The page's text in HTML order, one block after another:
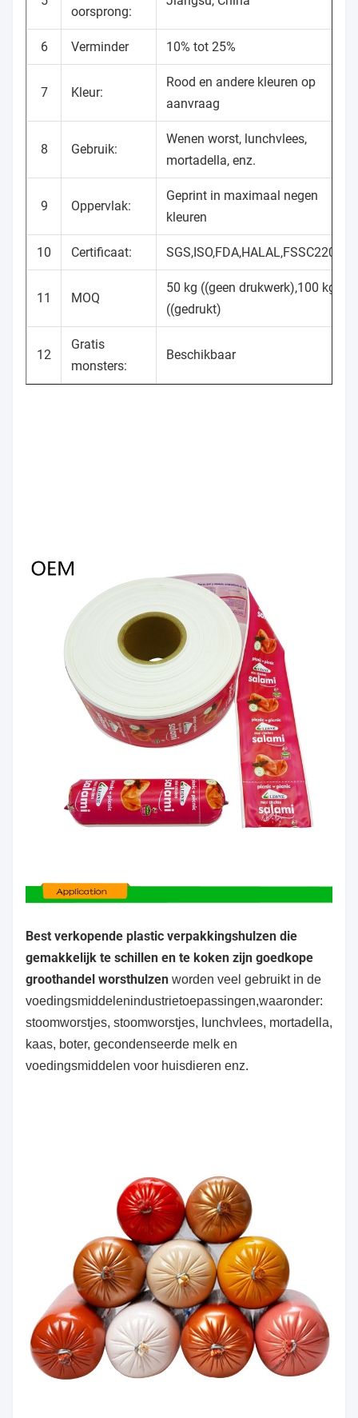
oorsprong:
6 Verminder 10% tot 25%
7 Kleur:
Rood en andere kleuren op
aanvraag
8 Gebruik:
Wenen worst, lunchvlees,
mortadella, enz.
9 Oppervlak:
Geprint in maximaal negen
kleuren
10 Certificaat: SGS,ISO,FDA,HALAL,FSSC22000
11 MOQ
50 kg ((geen drukwerk),100 kg
((gedrukt)
12
Gratis
monsters:
Beschikbaar
Best verkopende plastic verpakkingshulzen die
gemakkelijk te schillen en te koken zijn goedkope
groothandel worsthulzen worden veel gebruikt in de
voedingsmiddelenindustrietoepassingen,waaronder:
stoomworstjes, stoomworstjes, lunchvlees, mortadella,
kaas, boter, gecondenseerde melk en
voedingsmiddelen voor huisdieren enz.